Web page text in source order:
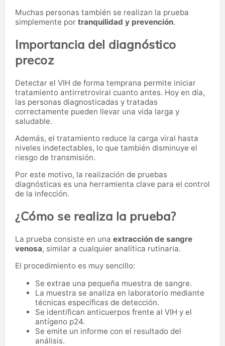
Muchas personas también se realizan la prueba
simplemente por tranquilidad y prevención.
Importancia del diagnóstico
precoz
Detectar el VIH de forma temprana permite iniciar
tratamiento antirretroviral cuanto antes. Hoy en día,
las personas diagnosticadas y tratadas
correctamente pueden llevar una vida larga y
saludable.
Además, el tratamiento reduce la carga viral hasta
niveles indetectables, lo que también disminuye el
riesgo de transmisión.
Por este motivo, la realización de pruebas
diagnósticas es una herramienta clave para el control
de la infección.
¿Cómo se realiza la prueba?
La prueba consiste en una extracción de sangre
venosa, similar a cualquier analítica rutinaria.
El procedimiento es muy sencillo:
Se extrae una pequeña muestra de sangre.
La muestra se analiza en laboratorio mediante
técnicas específicas de detección.
Se identifican anticuerpos frente al VIH y el
antígeno p24.
Se emite un informe con el resultado del
análisis.